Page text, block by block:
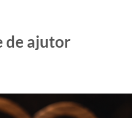
de ajutor